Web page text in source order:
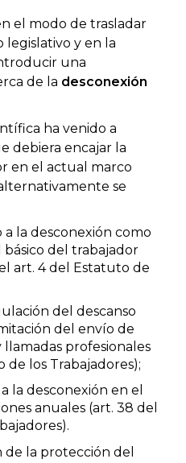
el modo de trasladar
y en la
una
de la desconexión
ha venido a
debiera encajar la
en el actual marco
se
la desconexión como
del trabajador
art. 4 del Estatuto de
del descanso
del envío de
llamadas profesionales
de los Trabajadores);
la desconexión en el
anuales (art. 38 del
de la protección del